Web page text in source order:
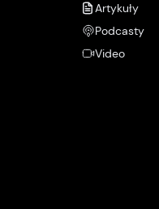
Artykuły
Podcasty
Video